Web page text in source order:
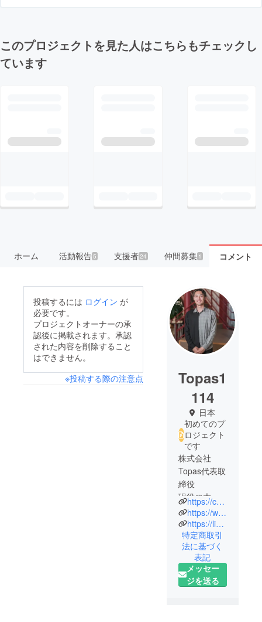
このプロジェクトを見た人はこちらもチェックし
ています
ホーム 活動報告5 支援者 24 仲間募集 1 コメント
投稿するには ログイン が
必要です。
プロジェクトオーナーの承
認後に掲載されます。承認
された内容を削除すること
はできません。
※投稿する際の注意点
Topas1
114
日本
初めてのプ
ロジェクト
です
株式会社
Topas代表取
締役
現役の大学
生
ある日精神
科のお医者
様から「普
通に働くの
は難しい」
https://conphym.com/
https://www.instagram.com/conphym_topas
https://lin.ee/zgCosXG
特定商取引
法に基づく
表記
メッセー
ジを送る